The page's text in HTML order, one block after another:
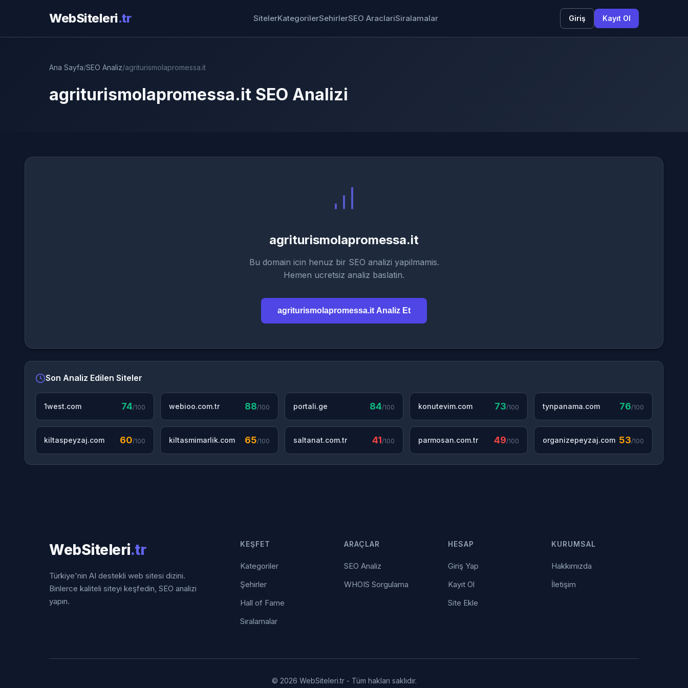
WebSiteleri.tr SitelerKategorilerSehirlerSEO AraclariSiralamalar Giriş Kayıt Ol
Ana Sayfa/SEO Analiz/agriturismolapromessa.it
agriturismolapromessa.it SEO Analizi
agriturismolapromessa.it
Bu domain icin henuz bir SEO analizi yapilmamis.
Hemen ucretsiz analiz baslatin.
agriturismolapromessa.it Analiz Et
Son Analiz Edilen Siteler
1west.com 74/100 webioo.com.tr 88/100 portali.ge 84/100 konutevim.com 73/100 tynpanama.com 76/100
kiltaspeyzaj.com 60/100 kiltasmimarlik.com 65/100 saltanat.com.tr 41/100 parmosan.com.tr 49/100 organizepeyzaj.com 53/100
WebSiteleri.tr
Türkiye'nin AI destekli web sitesi dizini.
Binlerce kaliteli siteyi keşfedin, SEO analizi
yapın.
KEŞFET
Kategoriler
Şehirler
Hall of Fame
Sıralamalar
ARAÇLAR
SEO Analiz
WHOIS Sorgulama
HESAP
Giriş Yap
Kayıt Ol
Site Ekle
KURUMSAL
Hakkımızda
İletişim
© 2026 WebSiteleri.tr - Tüm hakları saklıdır.